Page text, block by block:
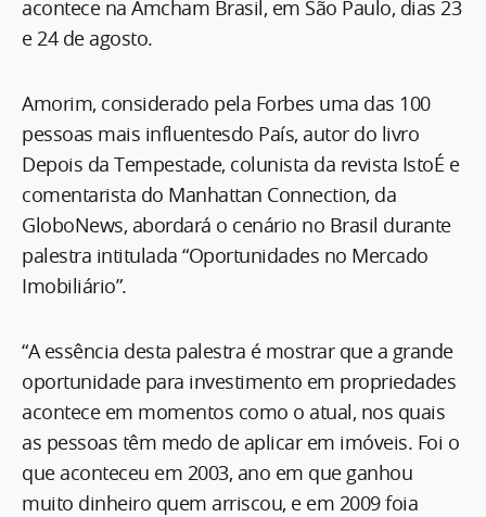
acontece na Amcham Brasil, em São Paulo, dias 23
e 24 de agosto.
Amorim, considerado pela Forbes uma das 100
pessoas mais influentesdo País, autor do livro
Depois da Tempestade, colunista da revista IstoÉ e
comentarista do Manhattan Connection, da
GloboNews, abordará o cenário no Brasil durante
palestra intitulada “Oportunidades no Mercado
Imobiliário”.
“A essência desta palestra é mostrar que a grande
oportunidade para investimento em propriedades
acontece em momentos como o atual, nos quais
as pessoas têm medo de aplicar em imóveis. Foi o
que aconteceu em 2003, ano em que ganhou
muito dinheiro quem arriscou, e em 2009 foia